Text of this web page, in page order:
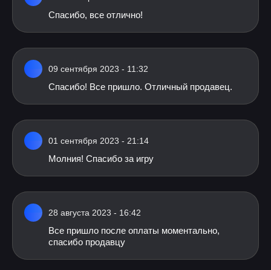
Спасибо, все отлично!
09 сентября 2023 - 11:32
Спасибо! Все пришло. Отличный продавец.
01 сентября 2023 - 21:14
Молния! Спасибо за игру
28 августа 2023 - 16:42
Все пришло после оплаты моментально,
спасибо продавцу